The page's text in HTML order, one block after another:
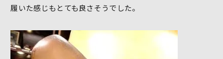
履いた感じもとても良さそうでした。